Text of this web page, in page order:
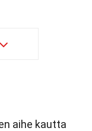
aihe kautta